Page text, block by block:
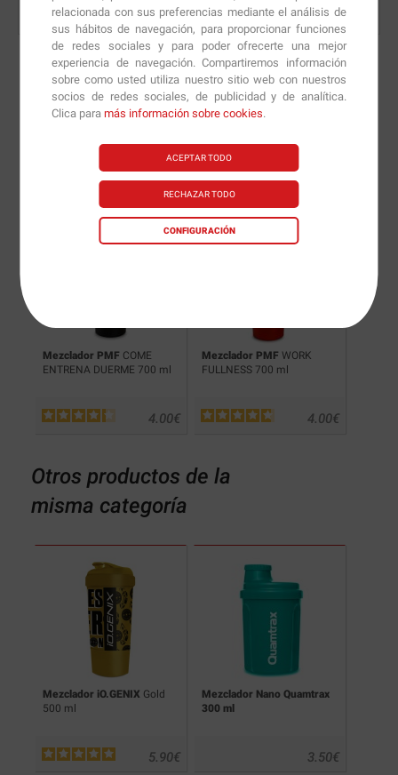
relacionada con sus preferencias mediante el análisis de
sus hábitos de navegación, para proporcionar funciones
de redes sociales y para poder ofrecerte una mejor
experiencia de navegación. Compartiremos información
sobre como usted utiliza nuestro sitio web con nuestros
socios de redes sociales, de publicidad y de analítica.
Clica paramás información sobre cookies.
ACEPTAR TODO
RECHAZAR TODO
CONFIGURACIÓN
Nuevas versiones y
recomendaciones de
nuestros nutricionistas.
Mezclador PMF COME
ENTRENA DUERME 700 ml
€
4.00
Mezclador PMF WORK
FULLNESS 700 ml
€
4.00
Otros productos de la
misma categoría
Mezclador iO.GENIX Gold
500 ml
€
5.90
Mezclador Nano Quamtrax
300 ml
€
3.50